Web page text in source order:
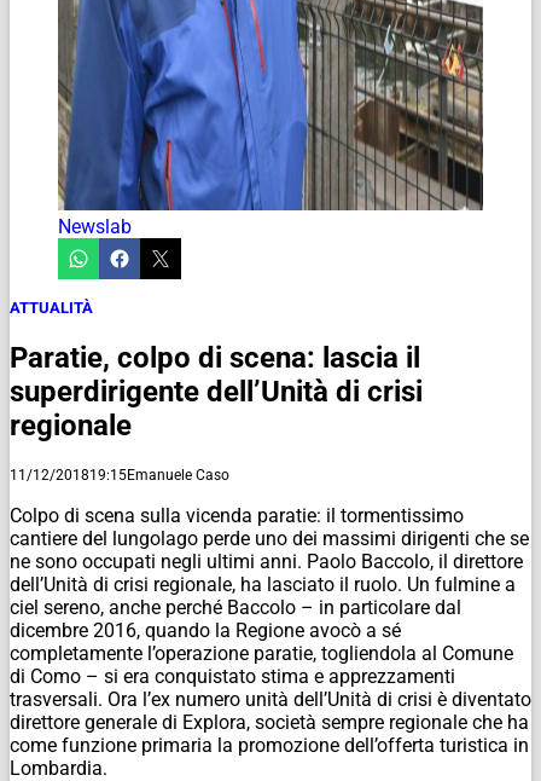
Newslab
ATTUALITÀ
Paratie, colpo di scena: lascia il
superdirigente dell’Unità di crisi
regionale
11/12/201819:15Emanuele Caso
Colpo di scena sulla vicenda paratie: il tormentissimo
cantiere del lungolago perde uno dei massimi dirigenti che se
ne sono occupati negli ultimi anni. Paolo Baccolo, il direttore
dell’Unità di crisi regionale, ha lasciato il ruolo. Un fulmine a
ciel sereno, anche perché Baccolo – in particolare dal
dicembre 2016, quando la Regione avocò a sé
completamente l’operazione paratie, togliendola al Comune
di Como – si era conquistato stima e apprezzamenti
trasversali. Ora l’ex numero unità dell’Unità di crisi è diventato
direttore generale di Explora, società sempre regionale che ha
come funzione primaria la promozione dell’offerta turistica in
Lombardia.